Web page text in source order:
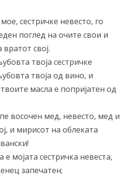
сестричке невесто, го
поглед на очите свои и
свој.
твоја сестричке
твоја од вино, и
масла е попријатен од
восочен мед, невесто, мед и
и мирисот на облеката
е мојата сестричка невеста,
запечатен;